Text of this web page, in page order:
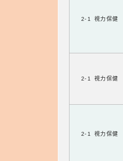
2-1 視力保健
2-1 視力保健
2-1 視力保健